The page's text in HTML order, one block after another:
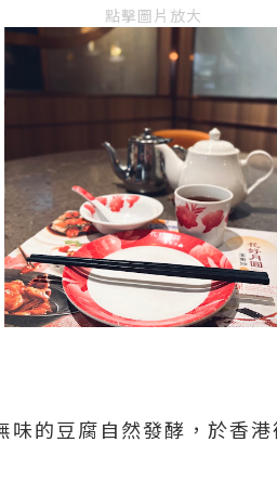
點擊圖片放大
的豆腐自然發酵，於香